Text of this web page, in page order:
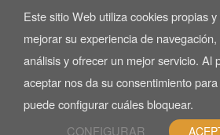
Tableaux pour meubles d’accueil
Pieds et bases de table
Ensembles
Este sitio Web utiliza cookies propias
mejorar su experiencia de
análisis y ofrecer un mejor servicio. Al
aceptar nos da su consentimiento
puede configurar cuáles bloquear.
CONFIGURAR